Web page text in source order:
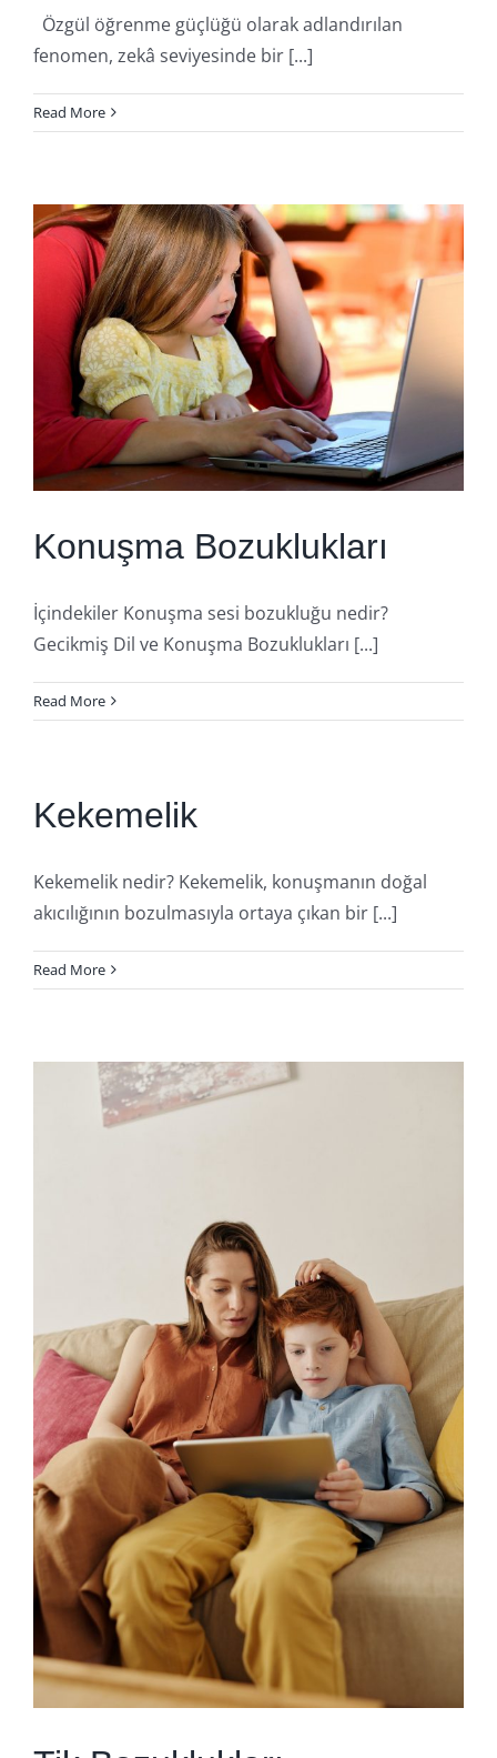
Özgül öğrenme güçlüğü olarak adlandırılan
fenomen, zekâ seviyesinde bir [...]
Read More
Konuşma Bozuklukları
İçindekiler Konuşma sesi bozukluğu nedir?
Gecikmiş Dil ve Konuşma Bozuklukları [...]
Read More
Kekemelik
Kekemelik nedir? Kekemelik, konuşmanın doğal
akıcılığının bozulmasıyla ortaya çıkan bir [...]
Read More